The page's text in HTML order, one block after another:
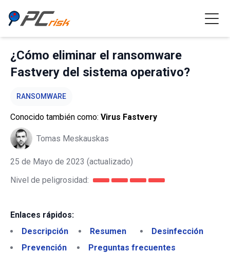
¿Cómo eliminar el ransomware
Fastvery del sistema operativo?
RANSOMWARE
Conocido también como: Virus Fastvery
Tomas Meskauskas
25 de Mayo de 2023 (actualizado)
Nivel de peligrosidad:
Enlaces rápidos:
Descripción
Resumen
Desinfección
Prevención
Preguntas frecuentes